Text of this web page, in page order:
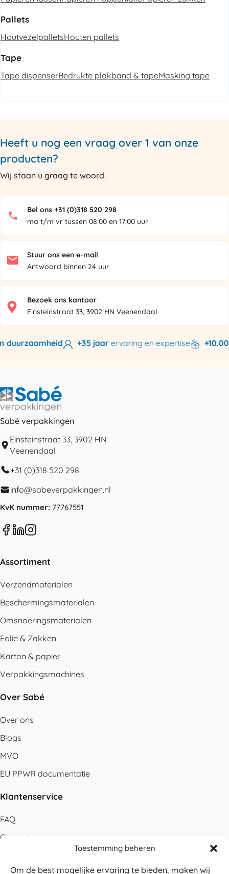
Toestemming beheren
Om de best mogelijke ervaring te bieden, maken wij
Pallets
HoutvezelpalletsHouten pallets
Tape
Tape dispenserBedrukte plakband & tapeMasking tape
Heeft u nog een vraag over 1 van onze
producten?
Wij staan u graag te woord.
Bel ons +31 (0)318 520 298
ma t/m vr tussen 08:00 en 17:00 uur
Stuur ons een e-mail
Antwoord binnen 24 uur
Bezoek ons kantoor
Einsteinstraat 33, 3902 HN Veenendaal
+35 jaarervaring en expertise
Sabé verpakkingen
Einsteinstraat 33, 3902 HN
Veenendaal
+31 (0)318 520 298
info@sabeverpakkingen.nl
KvK nummer: 77767551
Assortiment
Verzendmaterialen
Beschermingsmaterialen
Omsnoeringsmaterialen
Folie & Zakken
Karton & papier
Verpakkingsmachines
Over Sabé
Over ons
Blogs
MVO
EU PPWR documentatie
Klantenservice
FAQ
Contact